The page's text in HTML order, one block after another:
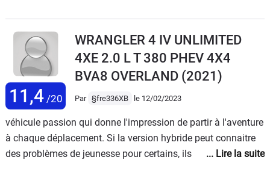
mécanique pour l'instant. Autonomie électrique constatée 40
kms sur route en roulant cool + et mode de recharge
maximum sur décélération actif ( conduite proche du one-
pedal ). Tenue de route OK mais déconcertante au début :
direction très demultipliée et assistée, mieux en mode 4wd
auto. Bon confort de suspensions. Très efficace en 4wd
même en pur électrique Puissance très appréciable en hybrid
ou e-save surtout si batteries chargées, là encore si on la
pousse mode 4wd auto fortement recommandé. Coffre
grand mais sans plus (deux gros chiens...). Capote électrique
11,4/20
WRANGLER 4 IV UNLIMITED
4XE 2.0 L T 380 PHEV 4X4
BVA8 OVERLAND (2021)
Par §fre336XB le 12/02/2023
véhicule passion qui donne l'impression de partir à l'aventure
à chaque déplacement. Si la version hybride peut connaitre
des problèmes de jeunesse pour certains, ils sont corrigés au